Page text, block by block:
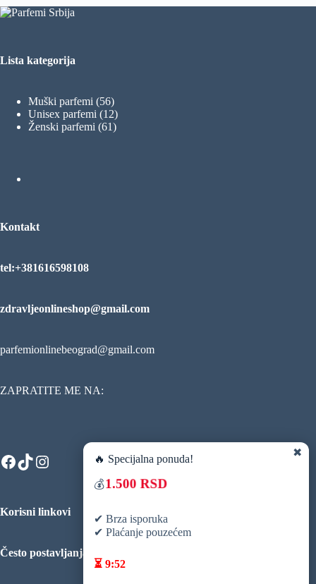
Lista kategorija
Muški parfemi 5656
proizvoda
Unisex parfemi 1212
proizvoda
Ženski parfemi 6161
Kontakt
tel:+381616598108
zdravljeonlineshop@gmail.com
parfemionlinebeograd@gmail.com
ZAPRATITE ME NA:
Facebook
TikTokInstagram
Korisni linkovi
Često postavljanja pitanja
✖
🔥 Specijalna ponuda!
💰1.500 RSD
✔ Brza isporuka
✔ Plaćanje pouzećem
⏳ 9:52